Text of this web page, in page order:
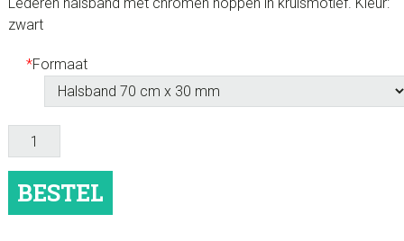
zwart
*Formaat
Leder
halsband
zwart-
chroom
BESTEL